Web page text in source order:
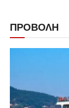
ΠΡΟΒΟΛΗ